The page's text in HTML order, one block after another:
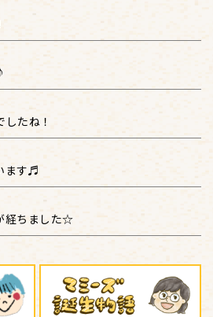
たね！
ます♬
経ちました☆